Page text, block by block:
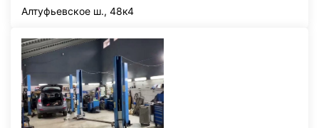
Алтуфьевское ш., 48к4